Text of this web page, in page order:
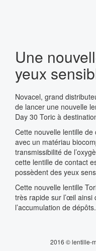
Une
yeux
Novacel, grand
de lancer une nouvelle
Day 30 Toric à
Cette nouvelle lentille de
avec un matériau
transmissibilité de
cette lentille de contact
possèdent des yeux
Cette nouvelle lentille
très rapide sur l’œil ainsi
l’accumulation de dépôts.
2016 © lentille-